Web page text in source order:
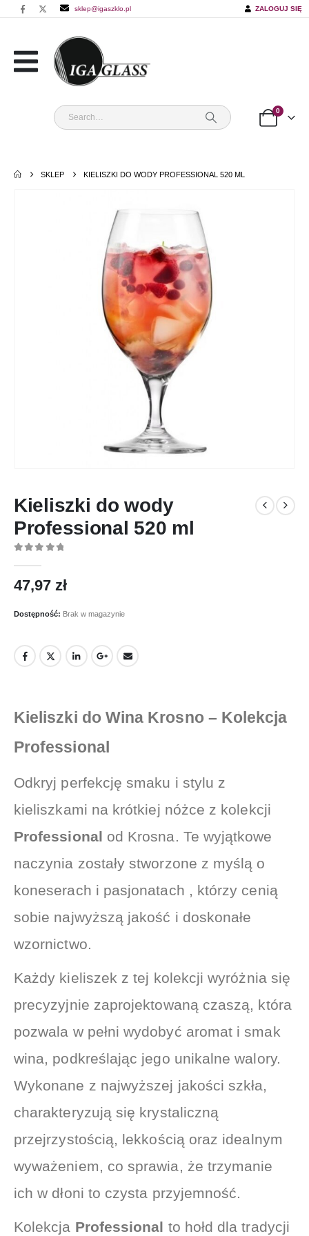
sklep@igaszklo.pl ZALOGUJ SIĘ
0
SKLEP KIELISZKI DO WODY PROFESSIONAL 520 ML
Kieliszki do wody
Professional 520 ml
47,97 zł
Dostępność: Brak w magazynie
Kieliszki do Wina Krosno – Kolekcja
Professional
Odkryj perfekcję smaku i stylu z
kieliszkami na krótkiej nóżce z kolekcji
Professional od Krosna. Te wyjątkowe
naczynia zostały stworzone z myślą o
koneserach i pasjonatach , którzy cenią
sobie najwyższą jakość i doskonałe
wzornictwo.
Każdy kieliszek z tej kolekcji wyróżnia się
precyzyjnie zaprojektowaną czaszą, która
pozwala w pełni wydobyć aromat i smak
wina, podkreślając jego unikalne walory.
Wykonane z najwyższej jakości szkła,
charakteryzują się krystaliczną
przejrzystością, lekkością oraz idealnym
wyważeniem, co sprawia, że trzymanie
ich w dłoni to czysta przyjemność.
Kolekcja Professional to hołd dla tradycji